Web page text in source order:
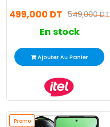
549,000 DT
499,000 DT
En stock
Ajouter Au Panier
Promo